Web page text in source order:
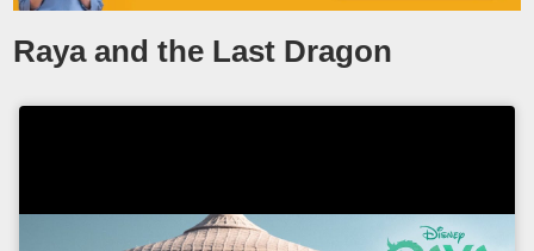
Raya and the Last Dragon